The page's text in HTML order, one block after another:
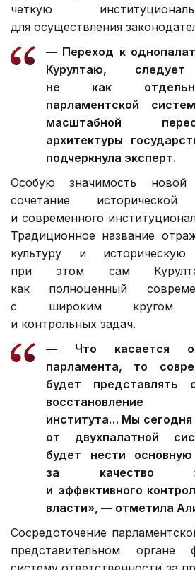
четкую
для осуществления
— Переход к
Курултаю, следует
не как
парламентской
масштабной
архитектуры
подчеркнула эксперт.
Особую значимость
сочетание исторической
и современного
Традиционное название
культуру и
при этом сам
как полноценный
с широким кругом
и контрольных задач.
— Что касается
парламента, то
будет представлять
восстановление
института… Мы сегодня
от двухпалатной
будет нести основную
за качество
и эффективного
власти», — отметила
Сосредоточение
представительном органе